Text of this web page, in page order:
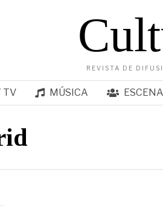
REVISTA DE
TV MÚSICA ESCENA